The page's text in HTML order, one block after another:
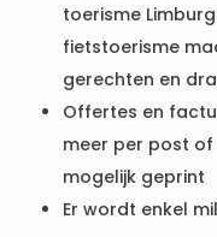
toerisme
fietstoerisme
gerechten en
Offertes en
meer per post of
mogelijk geprint
Er wordt enkel